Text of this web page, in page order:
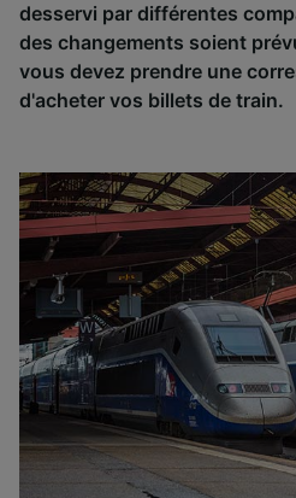
desservi par différentes
des changements soient
vous devez prendre une
d'acheter vos billets de train.